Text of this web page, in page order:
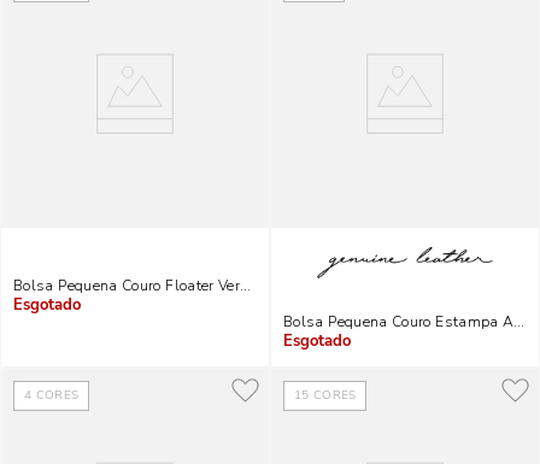
Bolsa Pequena Couro Floater Vermelho Merlot Alça De Ombro Corrente
Indisponível Bolsa Pequena Couro Estampa
Indisponível
4 CORES 15 CORES